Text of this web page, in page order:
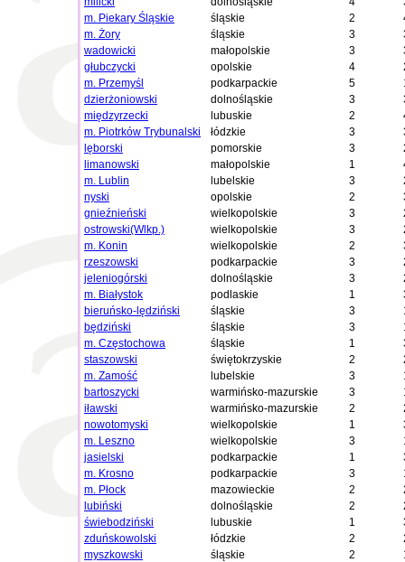
m. Piekary Śląskie
śląskie 2
m. Żory
śląskie 3
wadowicki
małopolskie 3
głubczycki
opolskie 4
m. Przemyśl
podkarpackie 5
dzierżoniowski
dolnośląskie 3
międzyrzecki
lubuskie 2
m. Piotrków Trybunalski
łódzkie 3
lęborski
pomorskie 3
limanowski
małopolskie 1
m. Lublin
lubelskie 3
nyski
opolskie 2
gnieźnieński
wielkopolskie 3
ostrowski(Wlkp.)
wielkopolskie 3
m. Konin
wielkopolskie 2
rzeszowski
podkarpackie 3
jeleniogórski
dolnośląskie 3
m. Białystok
podlaskie 1
bieruńsko-lędziński
śląskie 3
będziński
śląskie 3
m. Częstochowa
śląskie 1
staszowski
świętokrzyskie 2
m. Zamość
lubelskie 3
bartoszycki
warmińsko-mazurskie 3
iławski
warmińsko-mazurskie 2
nowotomyski
wielkopolskie 1
m. Leszno
wielkopolskie 3
jasielski
podkarpackie 1
m. Krosno
podkarpackie 3
m. Płock
mazowieckie 2
lubiński
dolnośląskie 2
świebodziński
lubuskie 1
zduńskowolski
łódzkie 2
myszkowski
śląskie 2